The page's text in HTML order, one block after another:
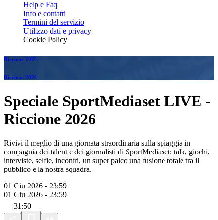
Help e Faq
Info e contatti
Termini del servizio
Utilizzo dati e privacy
Cookie Policy
Riccione 2026
Riccione 2026
Speciale SportMediaset LIVE -
Riccione 2026
Rivivi il meglio di una giornata straordinaria sulla spiaggia in
compagnia dei talent e dei giornalisti di SportMediaset: talk, giochi,
interviste, selfie, incontri, un super palco una fusione totale tra il
pubblico e la nostra squadra.
01 Giu 2026 - 23:59
01 Giu 2026 - 23:59
31:50